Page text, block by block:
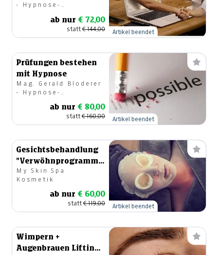
- Hypnose-
ab nur € 72,00
statt€ 144,00 Artikel beendet
Prüfungen bestehen
mit Hypnose
Mag. Gerald Bloderer
- Hypnose-
ab nur € 80,00
statt€ 160,00 Artikel beendet
Gesichtsbehandlung
"Verwöhnprogramm
Deluxe"
My Skin Spa
Kosmetik
ab nur € 60,00
statt€ 119,00 Artikel beendet
Wimpern +
Augenbrauen Lifting-